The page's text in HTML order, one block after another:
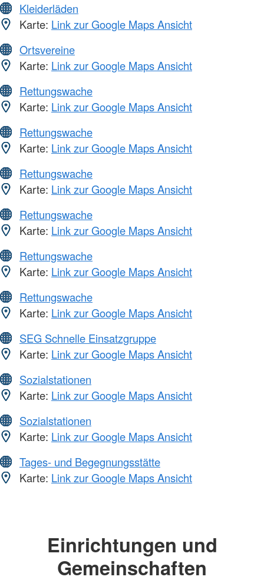
Kleiderläden
Karte: Link zur Google Maps Ansicht
Ortsvereine
Karte: Link zur Google Maps Ansicht
Rettungswache
Karte: Link zur Google Maps Ansicht
Rettungswache
Karte: Link zur Google Maps Ansicht
Rettungswache
Karte: Link zur Google Maps Ansicht
Rettungswache
Karte: Link zur Google Maps Ansicht
Rettungswache
Karte: Link zur Google Maps Ansicht
Rettungswache
Karte: Link zur Google Maps Ansicht
SEG Schnelle Einsatzgruppe
Karte: Link zur Google Maps Ansicht
Sozialstationen
Karte: Link zur Google Maps Ansicht
Sozialstationen
Karte: Link zur Google Maps Ansicht
Tages- und Begegnungsstätte
Karte: Link zur Google Maps Ansicht
Einrichtungen und
Gemeinschaften